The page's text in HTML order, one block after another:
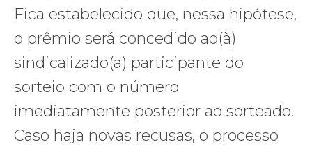
Fica estabelecido que, nessa hipótese,
o prêmio será concedido ao(à)
sindicalizado(a) participante do
sorteio com o número
imediatamente posterior ao sorteado.
Caso haja novas recusas, o processo